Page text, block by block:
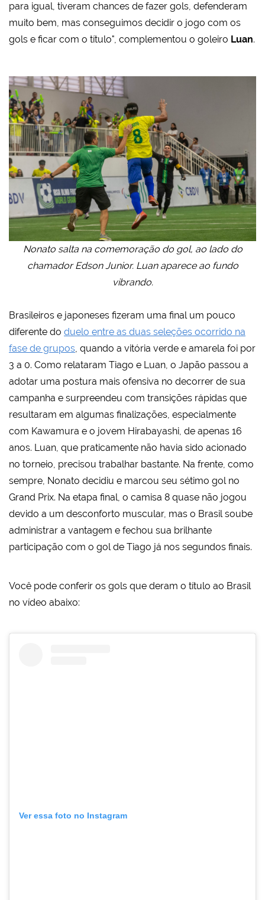
para igual, tiveram chances de fazer gols, defenderam
muito bem, mas conseguimos decidir o jogo com os
gols e ficar com o título", complementou o goleiro Luan.
Nonato salta na comemoração do gol, ao lado do
chamador Edson Junior. Luan aparece ao fundo
vibrando.
Brasileiros e japoneses fizeram uma final um pouco
diferente do duelo entre as duas seleções ocorrido na
fase de grupos , quando a vitória verde e amarela foi por
3 a 0. Como relataram Tiago e Luan, o Japão passou a
adotar uma postura mais ofensiva no decorrer de sua
campanha e surpreendeu com transições rápidas que
resultaram em algumas finalizações, especialmente
com Kawamura e o jovem Hirabayashi, de apenas 16
anos. Luan, que praticamente não havia sido acionado
no torneio, precisou trabalhar bastante. Na frente, como
sempre, Nonato decidiu e marcou seu sétimo gol no
Grand Prix. Na etapa final, o camisa 8 quase não jogou
devido a um desconforto muscular, mas o Brasil soube
administrar a vantagem e fechou sua brilhante
participação com o gol de Tiago já nos segundos finais.
Você pode conferir os gols que deram o título ao Brasil
no vídeo abaixo:
Ver essa foto no Instagram